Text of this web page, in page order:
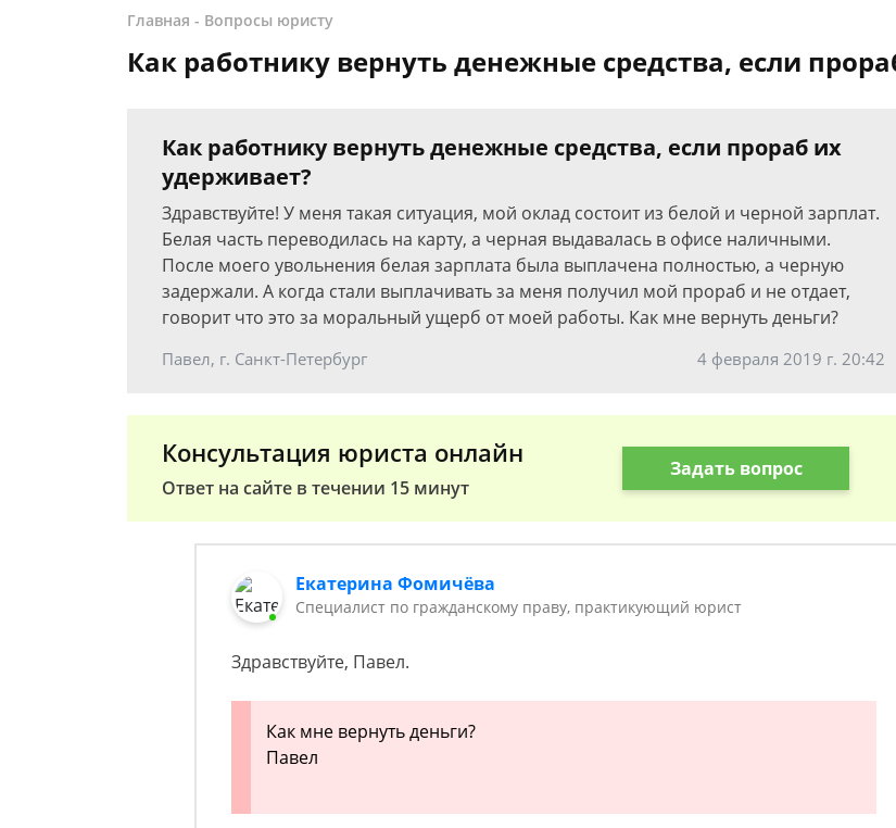
Главная - Вопросы юристу
Как работнику вернуть денежные средства, если
Как работнику вернуть денежные средства, если прораб их
удерживает?
Здравствуйте! У меня такая ситуация, мой оклад состоит из белой и черной зарплат.
Белая часть переводилась на карту, а черная выдавалась в офисе наличными.
После моего увольнения белая зарплата была выплачена полностью, а черную
задержали. А когда стали выплачивать за меня получил мой прораб и не отдает,
говорит что это за моральный ущерб от моей работы. Как мне вернуть деньги?
Павел, г. Санкт-Петербург 4 февраля 2019 г. 20:42
Консультация юриста онлайн
Ответ на сайте в течении 15 минут
Задать вопрос
Екатерина Фомичёва
Специалист по гражданскому праву, практикующий юрист
Здравствуйте, Павел.
Как мне вернуть деньги?
Павел